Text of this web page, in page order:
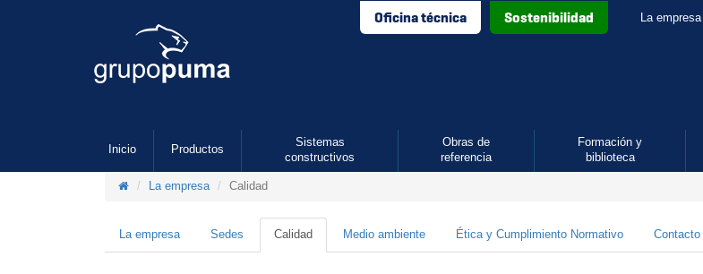
Oficina técnica Sostenibilidad La empresa
Inicio Productos
Sistemas
constructivos
Obras de
referencia
Formación y
biblioteca
La empresa Calidad
La empresa Sedes Calidad Medio ambiente Ética y Cumplimiento Normativo Contacto